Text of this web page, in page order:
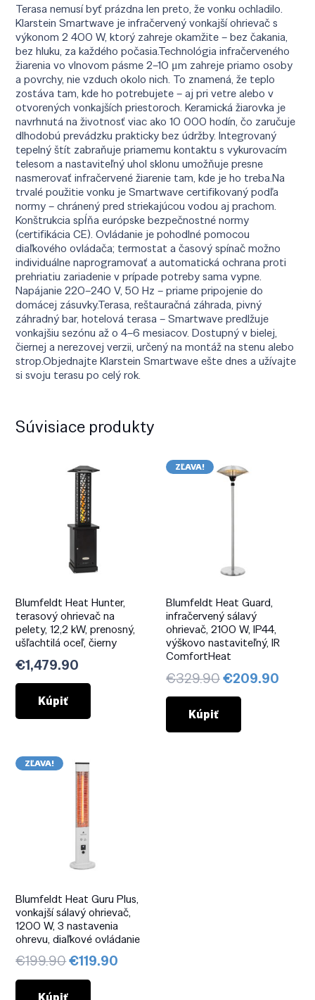
Terasa nemusí byť prázdna len preto, že vonku ochladilo.
Klarstein Smartwave je infračervený vonkajší ohrievač s
výkonom 2 400 W, ktorý zahreje okamžite – bez čakania,
bez hluku, za každého počasia.Technológia infračerveného
žiarenia vo vlnovom pásme 2–10 μm zahreje priamo osoby
a povrchy, nie vzduch okolo nich. To znamená, že teplo
zostáva tam, kde ho potrebujete – aj pri vetre alebo v
otvorených vonkajších priestoroch. Keramická žiarovka je
navrhnutá na životnosť viac ako 10 000 hodín, čo zaručuje
dlhodobú prevádzku prakticky bez údržby. Integrovaný
tepelný štít zabraňuje priamemu kontaktu s vykurovacím
telesom a nastaviteľný uhol sklonu umožňuje presne
nasmerovať infračervené žiarenie tam, kde je ho treba.Na
trvalé použitie vonku je Smartwave certifikovaný podľa
normy – chránený pred striekajúcou vodou aj prachom.
Konštrukcia spĺňa európske bezpečnostné normy
(certifikácia CE). Ovládanie je pohodlné pomocou
diaľkového ovládača; termostat a časový spínač možno
individuálne naprogramovať a automatická ochrana proti
prehriatiu zariadenie v prípade potreby sama vypne.
Napájanie 220–240 V, 50 Hz – priame pripojenie do
domácej zásuvky.Terasa, reštauračná záhrada, pivný
záhradný bar, hotelová terasa – Smartwave predlžuje
vonkajšiu sezónu až o 4–6 mesiacov. Dostupný v bielej,
čiernej a nerezovej verzii, určený na montáž na stenu alebo
strop.Objednajte Klarstein Smartwave ešte dnes a užívajte
si svoju terasu po celý rok.
Súvisiace produkty
Blumfeldt Heat Hunter,
terasový ohrievač na
pelety, 12,2 kW, prenosný,
ušľachtilá oceľ, čierny
€1,479.90
Kúpiť
ZĽAVA!
Blumfeldt Heat Guard,
infračervený sálavý
ohrievač, 2100 W, IP44,
výškovo nastaviteľný, IR
ComfortHeat
€329.90Pôvodná
cena
€329.90.
€209.90
Kúpiť
ZĽAVA!
Blumfeldt Heat Guru Plus,
vonkajší sálavý ohrievač,
1200 W, 3 nastavenia
ohrevu, diaľkové ovládanie
€199.90Pôvodná
cena
€119.90